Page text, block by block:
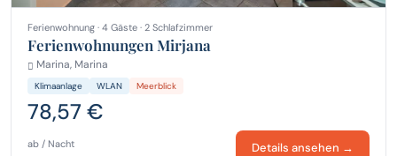
Ferienwohnung · 4 Gäste · 2 Schlafzimmer
Ferienwohnungen Mirjana
Marina, Marina
Klimaanlage WLAN Meerblick
78,57 €
ab / Nacht Details ansehen →